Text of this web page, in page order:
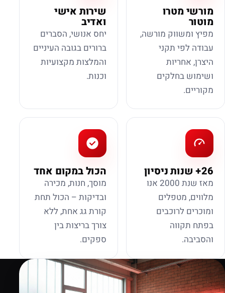
מורשי מטרו
מוטור
מפיץ ומשווק מורשה,
עבודה לפי תקני
היצרן, אחריות
ושימוש בחלקים
מקוריים.
שירות אישי
ואדיב
יחס אנושי, הסברים
ברורים בגובה העיניים
והמלצות מקצועיות
וכנות.
26+ שנות ניסיון
מאז שנת 2000 אנו
מלווים, מטפלים
ומוכרים לרוכבים
בפתח תקווה
והסביבה.
הכול במקום אחד
מוסך, חנות, מכירה
ובדיקות – הכול תחת
קורת גג אחת, ללא
צורך בריצות בין
ספקים.